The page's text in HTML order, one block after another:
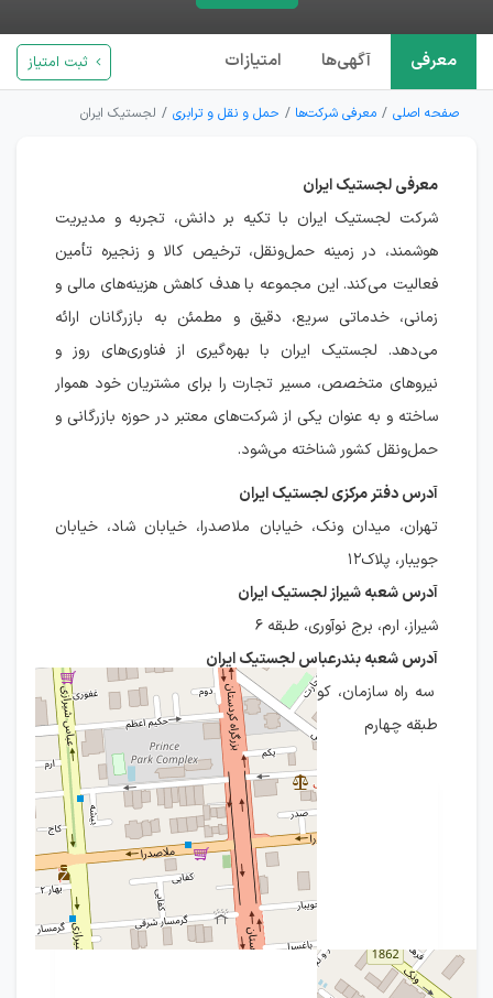
معرفی آگهی‌ها امتیازات ثبت امتیاز
صفحه اصلی معرفی شرکت‌ها حمل و نقل و ترابری لجستیک ایران
معرفی لجستیک ایران
شرکت لجستیک ایران با تکیه بر دانش، تجربه و مدیریت
هوشمند، در زمینه حمل‌ونقل، ترخیص کالا و زنجیره تأمین
فعالیت می‌کند. این مجموعه با هدف کاهش هزینه‌های مالی و
زمانی، خدماتی سریع، دقیق و مطمئن به بازرگانان ارائه
می‌دهد. لجستیک ایران با بهره‌گیری از فناوری‌های روز و
نیروهای متخصص، مسیر تجارت را برای مشتریان خود هموار
ساخته و به عنوان یکی از شرکت‌های معتبر در حوزه بازرگانی و
حمل‌ونقل کشور شناخته می‌شود.
آدرس دفتر مرکزی لجستیک ایران
تهران، میدان ونک، خیابان ملاصدرا، خیابان شاد، خیابان
جویبار، پلاک۱۲
آدرس شعبه شیراز لجستیک ایران
شیراز، ارم، برج نوآوری، طبقه ۶
آدرس شعبه بندرعباس لجستیک ایران
سه راه سازمان، کوچه مهیار نهم، ساختمان پزشکان زرتشت،
طبقه چهارم